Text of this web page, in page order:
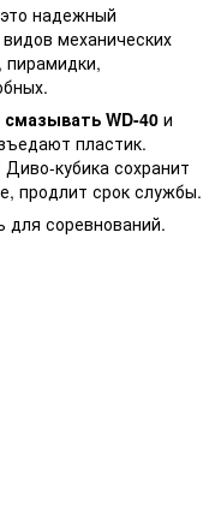
надежный
механических
пирамидки,
WD-40 и
пластик.
кубика сохранит
продлит срок службы.
для соревнований.